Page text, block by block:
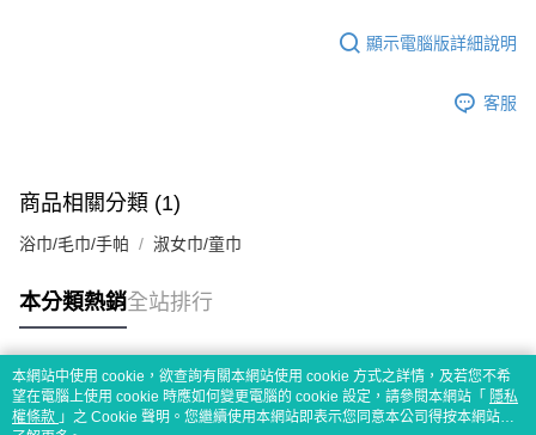
顯示電腦版詳細說明
客服
商品相關分類 (1)
浴巾/毛巾/手帕 淑女巾/童巾
本分類熱銷全站排行
熱門標籤
本網站中使用 cookie，欲查詢有關本網站使用 cookie 方式之詳情，及若您不希
望在電腦上使用 cookie 時應如何變更電腦的 cookie 設定，請參閱本網站「 隱私
權條款 」之 Cookie 聲明。您繼續使用本網站即表示您同意本公司得按本網站使